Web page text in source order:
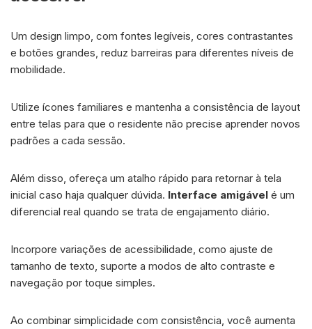
Um design limpo, com fontes legíveis, cores contrastantes
e botões grandes, reduz barreiras para diferentes níveis de
mobilidade.
Utilize ícones familiares e mantenha a consistência de layout
entre telas para que o residente não precise aprender novos
padrões a cada sessão.
Além disso, ofereça um atalho rápido para retornar à tela
inicial caso haja qualquer dúvida. Interface amigável é um
diferencial real quando se trata de engajamento diário.
Incorpore variações de acessibilidade, como ajuste de
tamanho de texto, suporte a modos de alto contraste e
navegação por toque simples.
Ao combinar simplicidade com consistência, você aumenta